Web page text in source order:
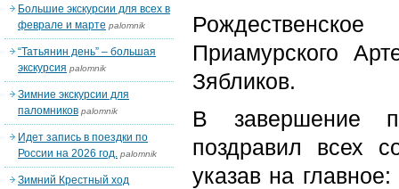
Приамурского
Зябликов.
В завершение
поздравил всех
указав на
Большие экскурсии для всех в
феврале и марте palomnik
“Татьянин день” – большая
экскурсия palomnik
Зимние экскурсии для
паломников palomnik
Идет запись в поездки по
России на 2026 год. palomnik
Зимний Крестный ход